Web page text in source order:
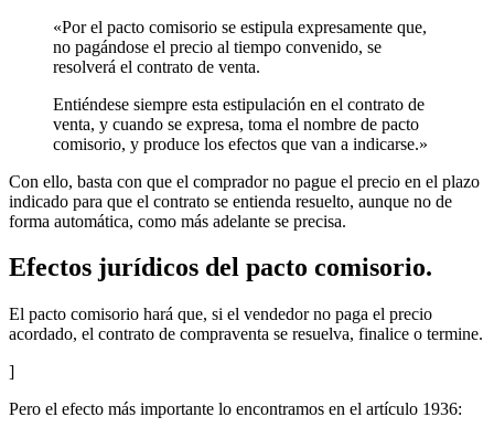
«Por el pacto comisorio se estipula expresamente que,
no pagándose el precio al tiempo convenido, se
resolverá el contrato de venta.
Entiéndese siempre esta estipulación en el contrato de
venta, y cuando se expresa, toma el nombre de pacto
comisorio, y produce los efectos que van a indicarse.»
Con ello, basta con que el comprador no pague el precio en el plazo
indicado para que el contrato se entienda resuelto, aunque no de
forma automática, como más adelante se precisa.
Efectos jurídicos del pacto comisorio.
El pacto comisorio hará que, si el vendedor no paga el precio
acordado, el contrato de compraventa se resuelva, finalice o termine.
]
Pero el efecto más importante lo encontramos en el artículo 1936: